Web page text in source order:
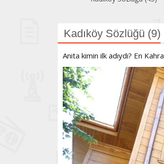
Kadıköy Sözlüğü (9)
Anita kimin ilk adıydı? En